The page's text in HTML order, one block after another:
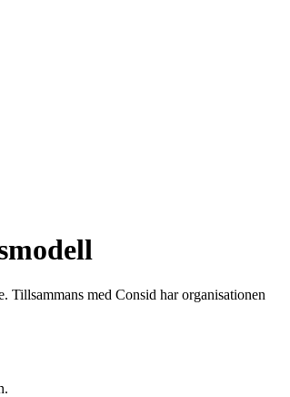
Tillsammans med Consid har organisationen